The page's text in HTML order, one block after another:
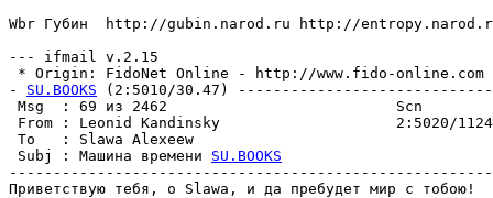
Wbr Губин  http://gubin.narod.ru http://
--- ifmail v.2.15
* Origin: FidoNet Online - http://www.fido-online.com
- SU.BOOKS (2:5010/30.47)
Msg  : 69 из 2462
From : Leonid Kandinsky                    2:5020/
To   : Slawa Alexeew
Subj : Машина времени SU.BOOKS
Пpиветcтвyю тебя, о Slawa, и да пpебyдет мир c тобою!